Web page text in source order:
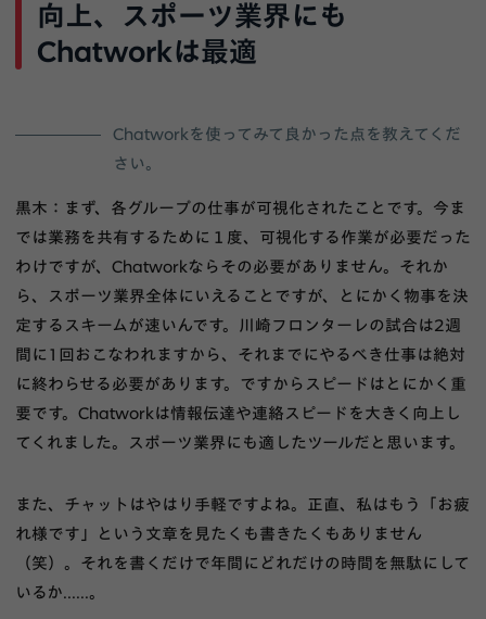
向上、スポーツ業界にも
Chatworkは最適
Chatworkを使ってみて良かった点を教えてくだ
さい。
黒木：まず、各グループの仕事が可視化されたことです。今ま
では業務を共有するために１度、可視化する作業が必要だった
わけですが、Chatworkならその必要がありません。それか
ら、スポーツ業界全体にいえることですが、とにかく物事を決
定するスキームが速いんです。川崎フロンターレの試合は2週
間に1回おこなわれますから、それまでにやるべき仕事は絶対
に終わらせる必要があります。ですからスピードはとにかく重
要です。Chatworkは情報伝達や連絡スピードを大きく向上し
てくれました。スポーツ業界にも適したツールだと思います。
また、チャットはやはり手軽ですよね。正直、私はもう「お疲
れ様です」という文章を見たくも書きたくもありません
（笑）。それを書くだけで年間にどれだけの時間を無駄にして
いるか......。